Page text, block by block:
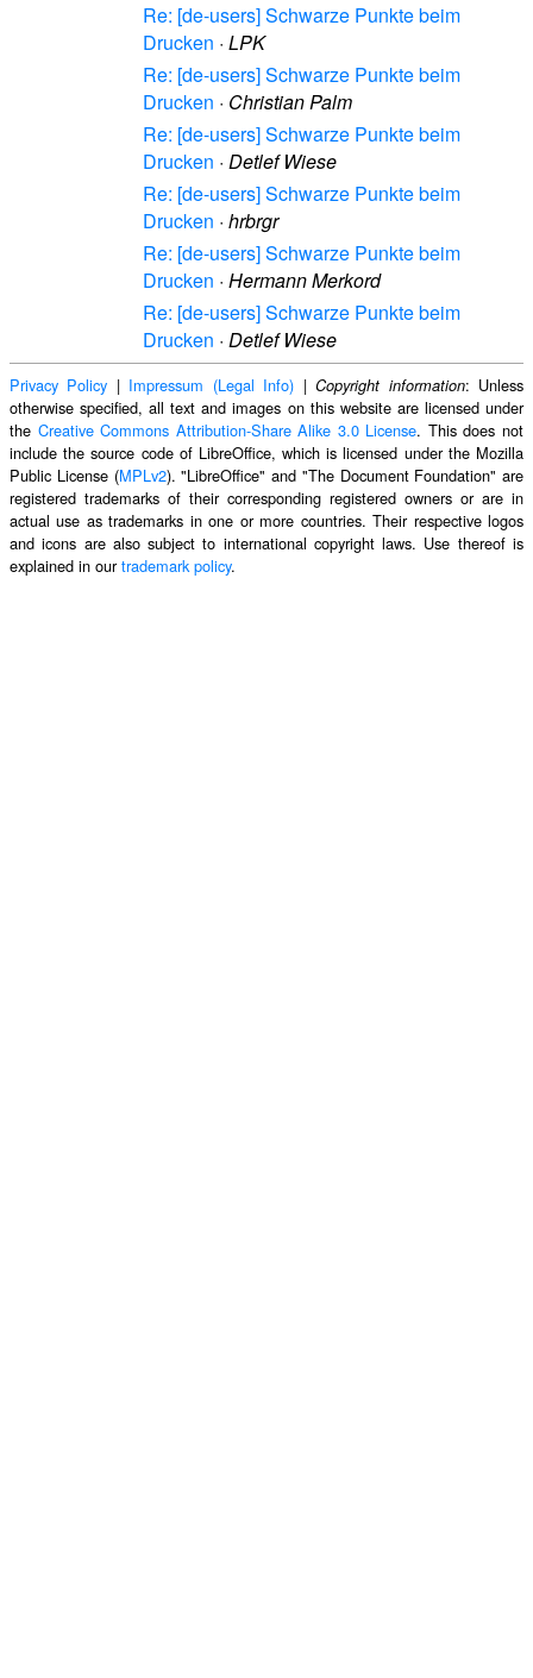
Re: [de-users] Schwarze Punkte beim
Drucken · LPK
Re: [de-users] Schwarze Punkte beim
Drucken · Christian Palm
Re: [de-users] Schwarze Punkte beim
Drucken · Detlef Wiese
Re: [de-users] Schwarze Punkte beim
Drucken · hrbrgr
Re: [de-users] Schwarze Punkte beim
Drucken · Hermann Merkord
Re: [de-users] Schwarze Punkte beim
Drucken · Detlef Wiese
Privacy Policy | Impressum (Legal Info) |Copyright information: Unless
otherwise specified, all text and images on this website are licensed under
the Creative Commons Attribution-Share Alike 3.0 License. This does not
include the source code of LibreOffice, which is licensed under the Mozilla
Public License (MPLv2). "LibreOffice" and "The Document Foundation" are
registered trademarks of their corresponding registered owners or are in
actual use as trademarks in one or more countries. Their respective logos
and icons are also subject to international copyright laws. Use thereof is
explained in ourtrademark policy.